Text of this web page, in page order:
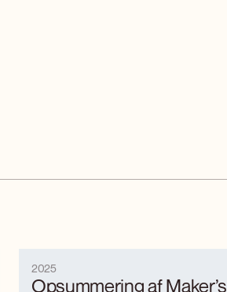
Opsummering af Maker’s
2025